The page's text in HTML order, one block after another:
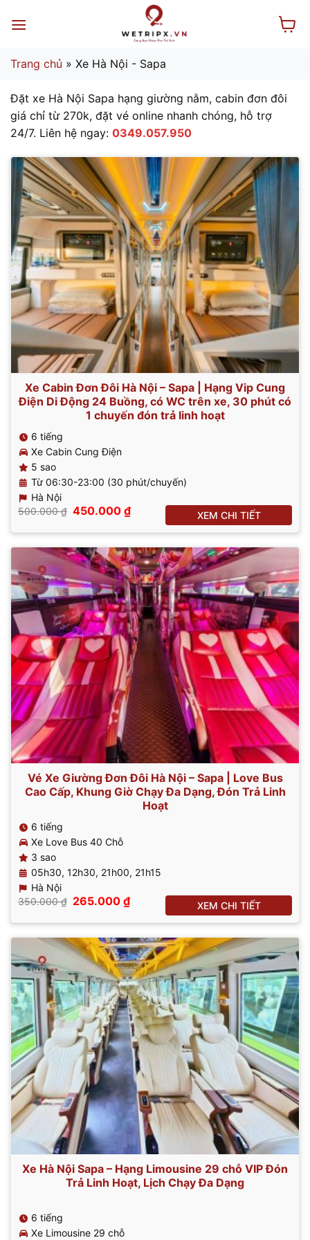
qua
dung
Trang chủ » Xe Hà Nội - Sapa
Đặt xe Hà Nội Sapa hạng giường nằm, cabin đơn đôi
giá chỉ từ 270k, đặt vé online nhanh chóng, hỗ trợ
24/7. Liên hệ ngay: 0349.057.950
Xe Cabin Đơn Đôi Hà Nội – Sapa | Hạng Vip Cung
Điện Di Động 24 Buồng, có WC trên xe, 30 phút có
1 chuyến đón trả linh hoạt
6 tiếng
Xe Cabin Cung Điện
5 sao
Từ 06:30-23:00 (30 phút/chuyến)
Hà Nội
500.000₫ Giá
là:
450.000 ₫Giá
hiện
tại
450.000 ₫.
XEM CHI TIẾT
Vé Xe Giường Đơn Đôi Hà Nội – Sapa | Love Bus
Cao Cấp, Khung Giờ Chạy Đa Dạng, Đón Trả Linh
Hoạt
6 tiếng
Xe Love Bus 40 Chỗ
3 sao
05h30, 12h30, 21h00, 21h15
Hà Nội
350.000₫ Giá
là:
265.000 ₫Giá
hiện
tại
265.000 ₫.
XEM CHI TIẾT
Xe Hà Nội Sapa – Hạng Limousine 29 chỗ VIP Đón
Trả Linh Hoạt, Lịch Chạy Đa Dạng
6 tiếng
Xe Limousine 29 chỗ